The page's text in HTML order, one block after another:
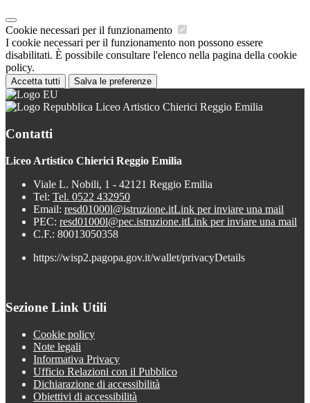
Cookie necessari per il funzionamento
I cookie necessari per il funzionamento non possono essere
disabilitati. È possibile consultare l'elenco nella pagina della cookie
policy.
Accetta tutti Salva le preferenze
Liceo Artistico Chierici Reggio Emilia
Contatti
Liceo Artistico Chierici Reggio Emilia
Viale L. Nobili, 1 - 42121 Reggio Emilia
Tel: Tel. 0522 432950
Email: resd01000l@istruzione.itLink per inviare una mail
PEC: resd01000l@pec.istruzione.itLink per inviare una mail
C.F.: 80013050358
https://wisp2.pagopa.gov.it/wallet/privacyDetails
Sezione Link Utili
Cookie policy
Note legali
Informativa Privacy
Ufficio Relazioni con il Pubblico
Dichiarazione di accessibilità
Obiettivi di accessibilità